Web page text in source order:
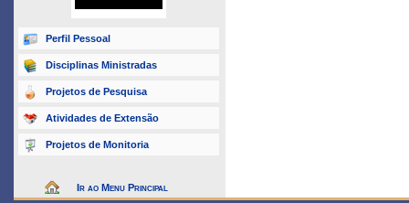
Perfil Pessoal
Disciplinas Ministradas
Projetos de Pesquisa
Atividades de Extensão
Projetos de Monitoria
Ir ao Menu Principal